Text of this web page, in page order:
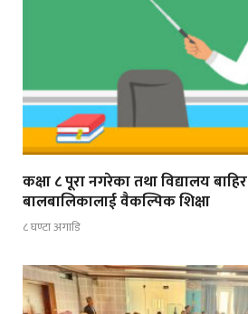
कक्षा ८ पूरा नगरेका तथा विद्यालय
बालबालिकालाई वैकल्पिक शिक्षा
८ घण्टा अगाडि